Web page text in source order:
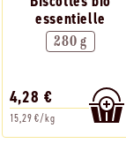
essentielle
280 g
4,28 €
15,29 €/kg